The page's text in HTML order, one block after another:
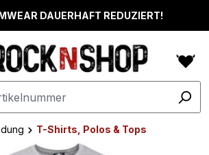
DAUERHAFT REDUZIERT!
T-Shirts, Polos & Tops